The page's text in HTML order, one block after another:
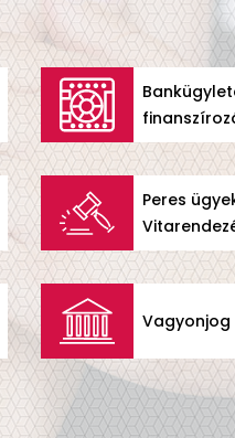
Peres
Vagyonjog